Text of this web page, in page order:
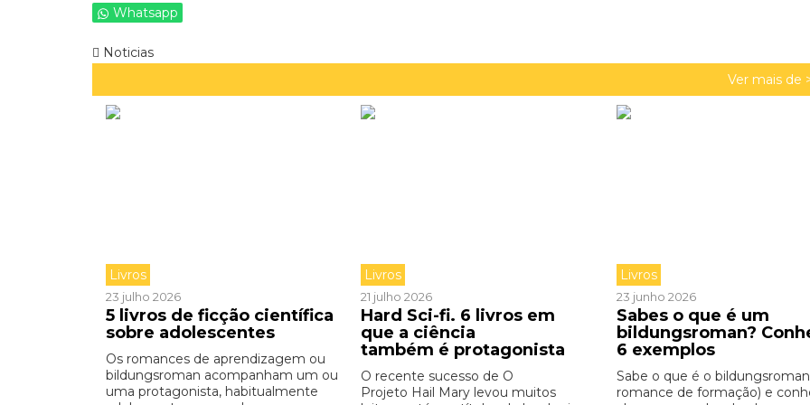
Whatsapp
Noticias
Ver mais de
Livros
23 julho 2026
5 livros de ficção científica
sobre adolescentes
Os romances de aprendizagem ou
bildungsroman acompanham um ou
uma protagonista, habitualmente
Livros
21 julho 2026
Hard Sci-fi. 6 livros em
que a ciência
também é protagonista
O recente sucesso de O
Projeto Hail Mary levou muitos
Livros
23 junho 2026
Sabes o que é um
bildungsroman?
6 exemplos
Sabe o que é o
romance de formação) e